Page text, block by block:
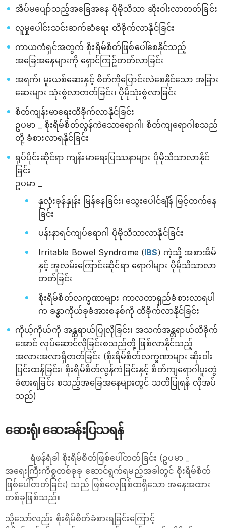
အိပ်မပျော်သည့်အခြေအနေ ပိုမိုသိသာ ဆိုးဝါးလာတတ်ခြင်း
လူမှုပေါင်းသင်းဆက်ဆံရေး ထိခိုက်လာနိုင်ခြင်း
ကာယကံရှင်အတွက် စိုးရိမ်စိတ်ဖြစ်ပေါ်စေနိုင်သည့်
အခြေအနေများကို ရှောင်ကြဥ်တတ်လာခြင်း
အရက်၊ မူးယစ်ဆေးနှင့် စိတ်ကိုပြောင်းလဲစေနိုင်သော အခြား
ဆေးများ သုံးစွဲလာတတ်ခြင်း၊ ပိုမိုသုံးစွဲလာခြင်း
စိတ်ကျန်းမာရေးထိခိုက်လာနိုင်ခြင်း
ဥပမာ _ စိုးရိမ်စိတ်လွန်ကဲသောရောဂါ၊ စိတ်ကျရောဂါစသည်
တို့ ခံစားလာရနိုင်ခြင်း
ရုပ်ပိုင်းဆိုင်ရာ ကျန်းမာရေးပြဿနာများ ပိုမိုသိသာလာနိုင်
ခြင်း
ဥပမာ _
နှလုံးခုန်နှုန်း မြန်နေခြင်း၊ သွေးပေါင်ချိန် မြင့်တက်နေ
ခြင်း
ပန်းနာရင်ကျပ်ရောဂါ ပိုမိုသိသာလာနိုင်ခြင်း
Irritable Bowel Syndrome (IBS) ကဲ့သို့ အစာအိမ်
နှင့် အူလမ်းကြောင်းဆိုင်ရာ ရောဂါများ ပိုမိုသိသာလာ
တတ်ခြင်း
စိုးရိမ်စိတ်လက္ခဏာများ ကာလတာရှည်ခံစားလာရပါ
က ခန္ဓာကိုယ်ခုခံအားစနစ်ကို ထိခိုက်လာနိုင်ခြင်း
ကိုယ့်ကိုယ်ကို အန္တရာယ်ပြုလိုခြင်း၊ အသက်အန္တရာယ်ထိခိုက်
အောင် လုပ်ဆောင်လိုခြင်းစသည်တို့ ဖြစ်လာနိုင်သည့်
အလားအလာရှိတတ်ခြင်း (စိုးရိမ်စိတ်လက္ခဏာများ ဆိုးဝါး
ပြင်းထန်ခြင်း၊ စိုးရိမ်စိတ်လွန်ကဲခြင်းနှင့် စိတ်ကျရောဂါပူးတွဲ
ခံစားရခြင်း စသည့်အခြေအနေများတွင် သတိပြုရန် လိုအပ်
သည်)
ဆေးရုံ၊ ဆေးခန်းပြသရန်
ရံဖန်ရံခါ စိုးရိမ်စိတ်ဖြစ်ပေါ်တတ်ခြင်း (ဥပမာ _
အရေးကြီးကိစ္စတစ်ခုခု ဆောင်ရွက်ရမည့်အခါတွင် စိုးရိမ်စိတ်
ဖြစ်ပေါ်တတ်ခြင်း) သည် ဖြစ်လေ့ဖြစ်ထရှိသော အနေအထား
တစ်ခုဖြစ်သည်။
သို့သော်လည်း စိုးရိမ်စိတ်ခံစားရခြင်းကြောင့်